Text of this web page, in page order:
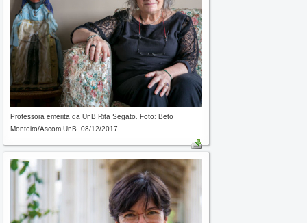
Professora emérita da UnB Rita Segato. Foto: Beto
Monteiro/Ascom UnB. 08/12/2017